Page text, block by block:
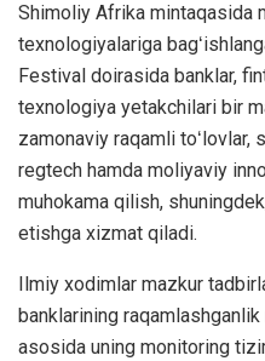
Shimoliy Afrika mintaqasida
texnologiyalariga
Festival doirasida banklar,
texnologiya yetakchilari bir
zamonaviy raqamli toʻlovlar,
regtech hamda moliyaviy
muhokama qilish,
etishga xizmat qiladi.
Ilmiy xodimlar mazkur
banklarining
asosida uning monitoring